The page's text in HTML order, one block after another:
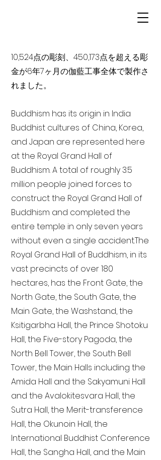
10,524点の彫刻、450,173点を超える彫
金が6年7ヶ月の伽藍工事全体で製作さ
れました。
Buddhism has its origin in India
Buddhist cultures of China, Korea,
and Japan are represented here
at the Royal Grand Hall of
Buddhism. A total of roughly 3.5
million people joined forces to
construct the Royal Grand Hall of
Buddhism and completed the
entire temple in only seven years
without even a single accident. The
Royal Grand Hall of Buddhism, in its
vast precincts of over 180
hectares, has the Front Gate, the
North Gate, the South Gate, the
Main Gate, the Washstand, the
Ksitigarbha Hall, the Prince Shotoku
Hall, the Five-story Pagoda, the
North Bell Tower, the South Bell
Tower, the Main Halls including the
Amida Hall and the Sakyamuni Hall
and the Avalokitesvara Hall, the
Sutra Hall, the Merit-transference
Hall, the Okunoin Hall, the
International Buddhist Conference
Hall, the Sangha Hall, and the Main